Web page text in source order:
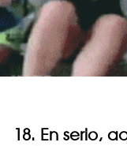
18. En serio,